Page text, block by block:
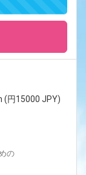
(円15000 JPY)
の